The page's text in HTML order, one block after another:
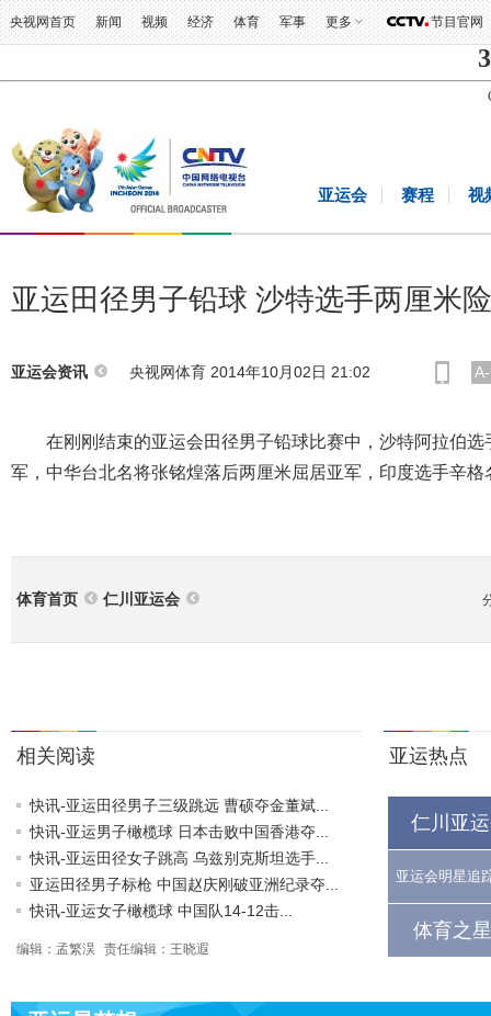
央视网首页 新闻 视频 经济 体育 军事 更多 节目官网
亚运会 赛程 视
亚运田径男子铅球 沙特选手两厘米
亚运会资讯 央视网体育 2014年10月02日 21:02 A-
在刚刚结束的亚运会田径男子铅球比赛中，沙特阿拉伯选
军，中华台北名将张铭煌落后两厘米屈居亚军，印度选手辛格
体育首页 仁川亚运会
相关阅读
快讯-亚运田径男子三级跳远 曹硕夺金董斌...
快讯-亚运男子橄榄球 日本击败中国香港夺...
快讯-亚运田径女子跳高 乌兹别克斯坦选手...
亚运田径男子标枪 中国赵庆刚破亚洲纪录夺...
快讯-亚运女子橄榄球 中国队14-12击...
编辑：孟繁淏 责任编辑：王晓遐
亚运热点
仁川亚
亚运会明星追
体育之